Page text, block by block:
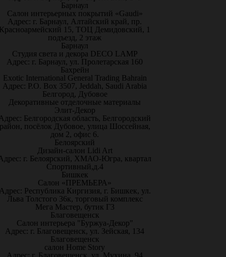
Барнаул
Салон интерьерных покрытий «Gaudi»
Адрес: г. Барнаул, Алтайский край, пр.
15, ТОЦ Демидовский, 1
подъезд, 2 этаж
Барнаул
Студия света и декора DECO LAMP
Адрес: г. Барнаул, ул. Пролетарская 160
Бахрейн
Exotic International General Trading Bahrain
Адрес: P.O. Box 3507, Jeddah, Saudi Arabia
Белгород, Дубовое
Декоративные отделочные материалы
Элит-Декор
Белгородская область, Белгородский
посёлок Дубовое, улица Шоссейная,
дом 2, офис 6.
Белоярский
Дизайн-салон Lidi Art
г. Белоярский, ХМАО-Югра, квартал
Спортивный,д.4
Бишкек
Салон «ПРЕМЬЕРА»
Республика Киргизия, г. Бишкек, ул.
Льва Толстого 36к, торговый комплекс
Мега Мастер, бутик Г3
Благовещенск
Салон интерьера "Буржуа-Декор"
Адрес: г. Благовещенск, ул. Зейская, 134
Благовещенск
салон Home Story
Адрес: г. Благовещенск, ул. Мухина, 94